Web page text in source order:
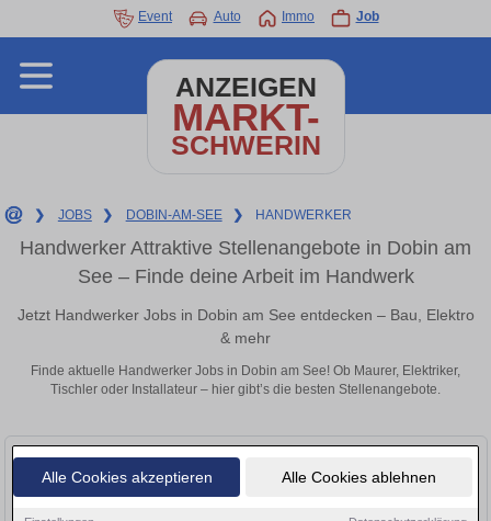
Alle Cookies akzeptieren Alle Cookies ablehnen
Event Auto Immo Job
ANZEIGEN
MARKT-
SCHWERIN
❯ JOBS ❯ DOBIN-AM-SEE ❯ HANDWERKER
Handwerker Attraktive Stellenangebote in Dobin am
See – Finde deine Arbeit im Handwerk
Jetzt Handwerker Jobs in Dobin am See entdecken – Bau, Elektro
& mehr
Finde aktuelle Handwerker Jobs in Dobin am See! Ob Maurer, Elektriker,
Tischler oder Installateur – hier gibt’s die besten Stellenangebote.